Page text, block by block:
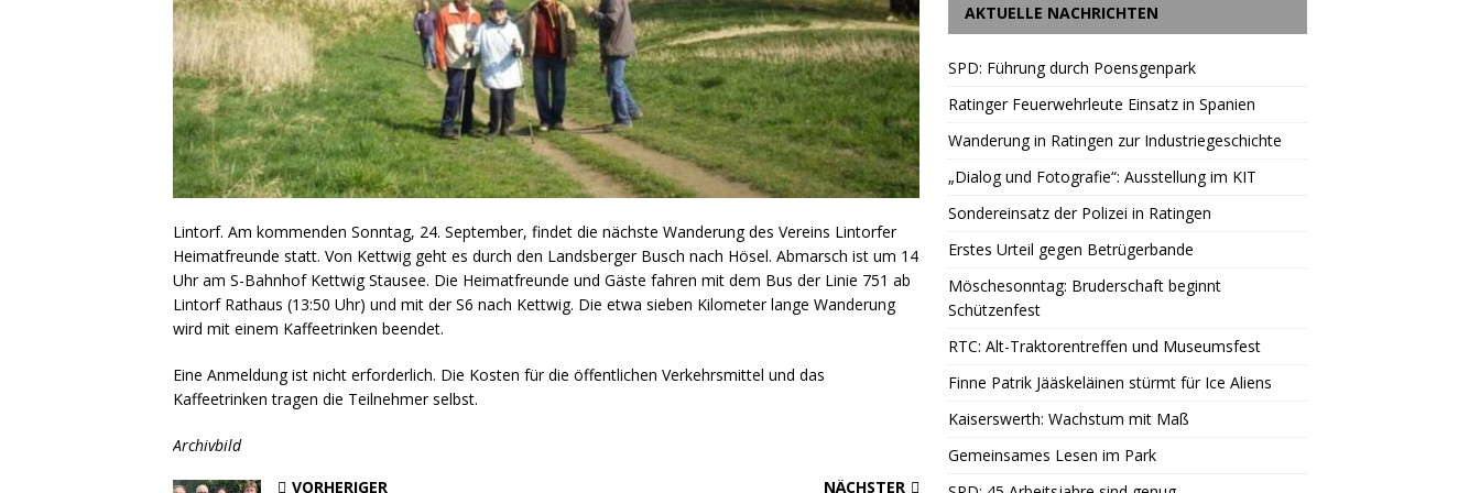
Lintorf. Am kommenden Sonntag, 24. September, findet die nächste Wanderung des Vereins Lintorfer
Heimatfreunde statt. Von Kettwig geht es durch den Landsberger Busch nach Hösel. Abmarsch ist um 14
Uhr am S-Bahnhof Kettwig Stausee. Die Heimatfreunde und Gäste fahren mit dem Bus der Linie 751 ab
Lintorf Rathaus (13:50 Uhr) und mit der S6 nach Kettwig. Die etwa sieben Kilometer lange Wanderung
wird mit einem Kaffeetrinken beendet.
Eine Anmeldung ist nicht erforderlich. Die Kosten für die öffentlichen Verkehrsmittel und das
Kaffeetrinken tragen die Teilnehmer selbst.
Archivbild
VORHERIGER
NÄCHSTER
AKTUELLE NACHRICHTEN
SPD: Führung durch Poensgenpark
Ratinger Feuerwehrleute Einsatz in Spanien
Wanderung in Ratingen zur Industriegeschichte
„Dialog und Fotografie“: Ausstellung im KIT
Sondereinsatz der Polizei in Ratingen
Erstes Urteil gegen Betrügerbande
Möschesonntag: Bruderschaft beginnt
Schützenfest
RTC: Alt-Traktorentreffen und Museumsfest
Finne Patrik Jääskeläinen stürmt für Ice Aliens
Kaiserswerth: Wachstum mit Maß
Gemeinsames Lesen im Park